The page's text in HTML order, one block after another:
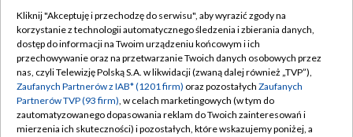
TVP
Abonament TVP
Emisja w TVP
Centrum informacji TVP
Regulamin TVP
Polityka prywatności
Moje zgody
Kliknij "Akceptuję i przechodzę do serwisu", aby wyrazić zgody na
korzystanie z technologii automatycznego śledzenia i zbierania danych,
dostęp do informacji na Twoim urządzeniu końcowym i ich
przechowywanie oraz na przetwarzanie Twoich danych osobowych przez
nas, czyli Telewizję Polską S.A. w likwidacji (zwaną dalej również „TVP”),
Zaufanych Partnerów z IAB* (1201 firm) oraz pozostałych Zaufanych
Partnerów TVP (93 firm), w celach marketingowych (w tym do
zautomatyzowanego dopasowania reklam do Twoich zainteresowań i
mierzenia ich skuteczności) i pozostałych, które wskazujemy poniżej, a